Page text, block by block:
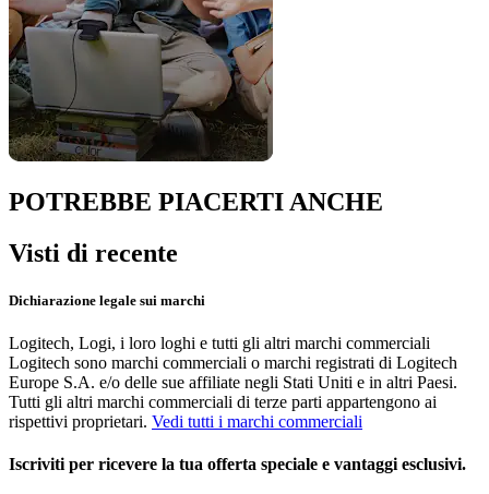
POTREBBE PIACERTI ANCHE
Visti di recente
Dichiarazione legale sui marchi
Logitech, Logi, i loro loghi e tutti gli altri marchi commerciali
Logitech sono marchi commerciali o marchi registrati di Logitech
Europe S.A. e/o delle sue affiliate negli Stati Uniti e in altri Paesi.
Tutti gli altri marchi commerciali di terze parti appartengono ai
rispettivi proprietari. Vedi tutti i marchi commerciali
Iscriviti per ricevere la tua offerta speciale e vantaggi esclusivi.